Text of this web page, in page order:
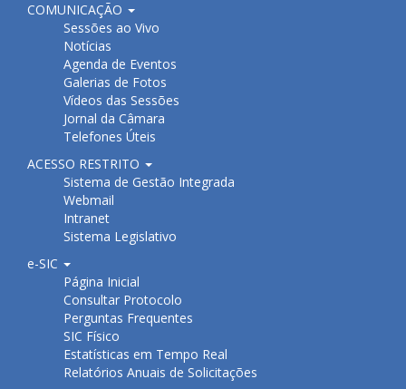
COMUNICAÇÃO
Sessões ao Vivo
Notícias
Agenda de Eventos
Galerias de Fotos
Vídeos das Sessões
Jornal da Câmara
Telefones Úteis
ACESSO RESTRITO
Sistema de Gestão Integrada
Webmail
Intranet
Sistema Legislativo
e-SIC
Página Inicial
Consultar Protocolo
Perguntas Frequentes
SIC Físico
Estatísticas em Tempo Real
Relatórios Anuais de Solicitações